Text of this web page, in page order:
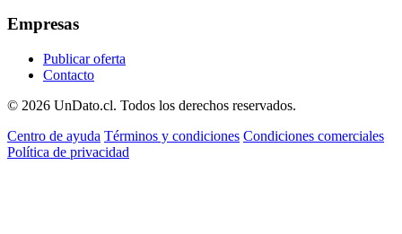
Empresas
Publicar oferta
Contacto
© 2026 UnDato.cl. Todos los derechos reservados.
Centro de ayuda Términos y condiciones Condiciones comerciales
Política de privacidad